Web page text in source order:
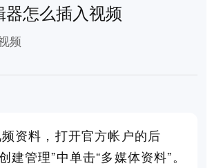
器怎么插入视频
频
资料，打开官方帐户的后
建管理”中单击“多媒体资料”。